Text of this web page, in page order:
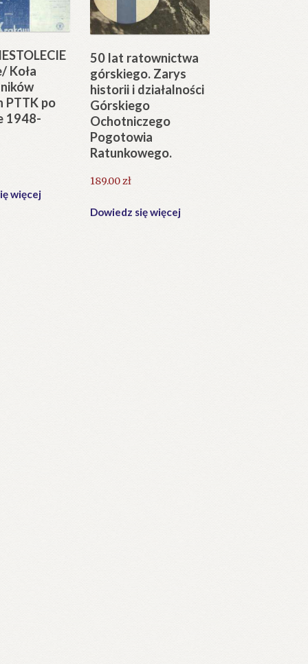
Koła
PTTK po
1948-
więcej
50 lat ratownictwa
górskiego. Zarys
historii i działalności
Górskiego
Ochotniczego
Pogotowia
Ratunkowego.
189.00zł
Dowiedz się więcej